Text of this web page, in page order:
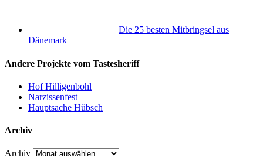
Die 25 besten Mitbringsel aus
Dänemark
Andere Projekte vom Tastesheriff
Hof Hilligenbohl
Narzissenfest
Hauptsache Hübsch
Archiv
Archiv